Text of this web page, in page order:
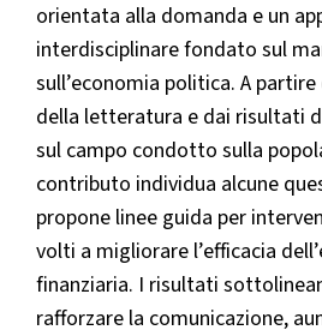
orientata alla domanda e un
interdisciplinare fondato sul
sull’economia politica. A
della letteratura e dai risultati
sul campo condotto sulla
contributo individua alcune
propone linee guida per
volti a migliorare l’efficacia
finanziaria. I risultati
rafforzare la comunicazione,